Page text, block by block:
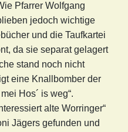
Pfarrer Wolfgang
jedoch wichtige
und die Taufkartei
da sie separat gelagert
stand noch nicht
eine Knallbomber der
Hos´ is weg“.
alte Worringer“
Jägers gefunden und